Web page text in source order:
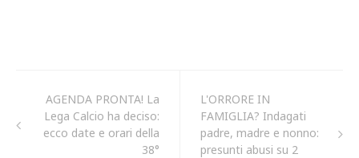
AGENDA PRONTA! La
Lega Calcio ha deciso:
ecco date e orari della
38°
L'ORRORE IN
FAMIGLIA? Indagati
padre, madre e nonno:
presunti abusi su 2